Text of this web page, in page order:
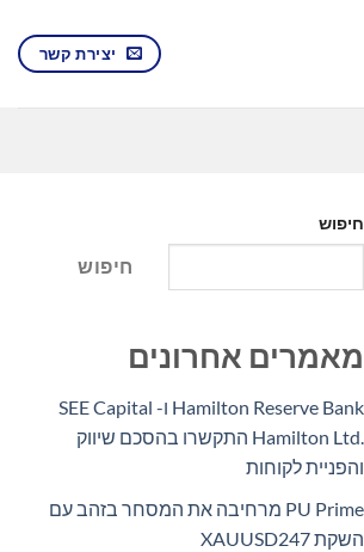
יצירת קשר
חיפוש
חיפוש
מאמרים אחרונים
Hamilton Reserve Bank ו- SEE Capital
Hamilton Ltd.‎ התקשרו בהסכם שיווק
והפניית לקוחות
PU Prime מרחיבה את המסחר בזהב עם
השקת XAUUSD247